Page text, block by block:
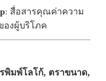
: สื่อสารคุณค่าความ
องผู้บริโภค
พิมพ์โลโก้, ตราขนาด,